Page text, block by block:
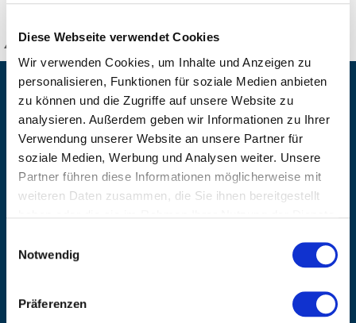
Diese Webseite verwendet Cookies
Wir verwenden Cookies, um Inhalte und Anzeigen zu
personalisieren, Funktionen für soziale Medien anbieten
zu können und die Zugriffe auf unsere Website zu
analysieren. Außerdem geben wir Informationen zu Ihrer
Verwendung unserer Website an unsere Partner für
soziale Medien, Werbung und Analysen weiter. Unsere
Partner führen diese Informationen möglicherweise mit
weiteren Daten zusammen, die Sie ihnen bereitgestellt
Notwendig
Präferenzen
KANZLSPERGER GmbH
KONTAKTIEREN SIE UNS
ADRESSE
Ziegelhöhe 8, Berngau, D-92361
BÜRO HOTLINE
+49 (0) 9181/2593-0
BERATUNG & BESTELLUNG
UNTERNEHMEN